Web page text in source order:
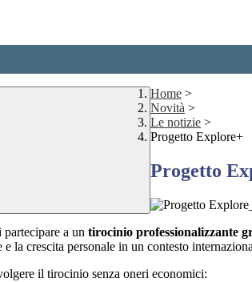
Home >
Novità >
Le notizie >
Progetto Explore+
Progetto
a un tirocinio professionalizzante
la crescita personale in un contesto
il tirocinio senza oneri economici: